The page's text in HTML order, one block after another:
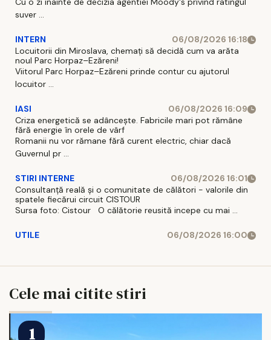
suver ...
INTERN
06/08/2026 16:18
Locuitorii din Miroslava, chemați să decidă cum va arăta
noul Parc Horpaz–Ezăreni!
Viitorul Parc Horpaz–Ezăreni prinde contur cu ajutorul
locuitor ...
IASI
06/08/2026 16:09
Criza energetică se adâncește. Fabricile mari pot rămâne
fără energie în orele de vârf
Romanii nu vor rămane fără curent electric, chiar dacă
Guvernul pr ...
STIRI INTERNE
06/08/2026 16:01
Consultanță reală și o comunitate de călători - valorile din
spatele fiecărui circuit CISTOUR
Sursa foto: Cistour O călătorie reusită incepe cu mai ...
UTILE 06/08/2026 16:00
Cele mai citite stiri